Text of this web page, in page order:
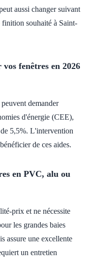
aussi changer suivant
finition souhaité à Saint-
fenêtres en 2026
demander
d'énergie (CEE),
5,5%. L'intervention
de ces aides.
en PVC, alu ou
prix et ne nécessite
les grandes baies
assure une excellente
un entretien